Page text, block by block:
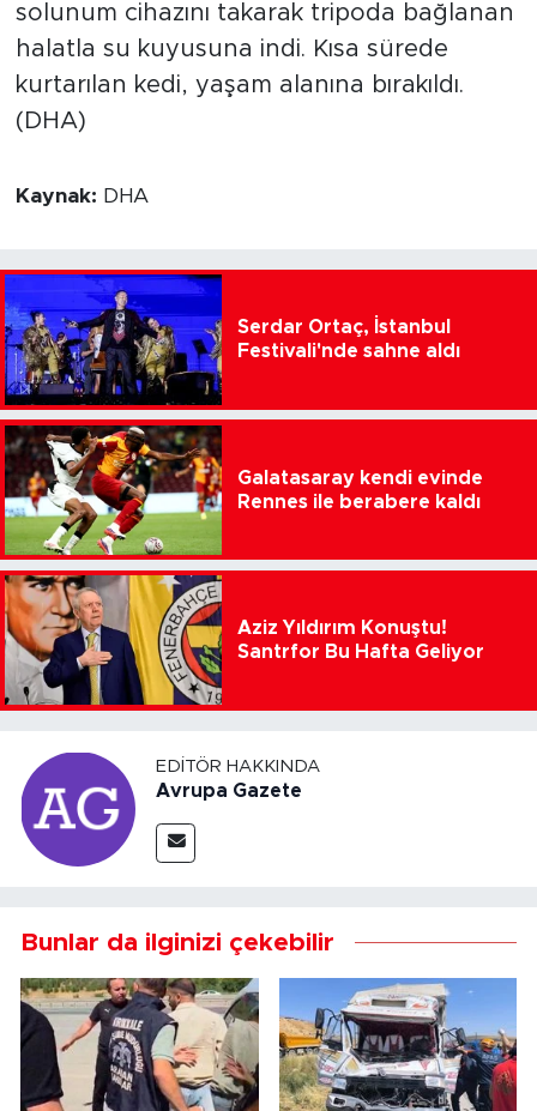
solunum cihazını takarak tripoda bağlanan
halatla su kuyusuna indi. Kısa sürede
kurtarılan kedi, yaşam alanına bırakıldı.
(DHA)
Kaynak: DHA
Serdar Ortaç, İstanbul
Festivali'nde sahne aldı
Galatasaray kendi evinde
Rennes ile berabere kaldı
Aziz Yıldırım Konuştu!
Santrfor Bu Hafta Geliyor
EDITÖR HAKKINDA
Avrupa Gazete
Bunlar da ilginizi çekebilir